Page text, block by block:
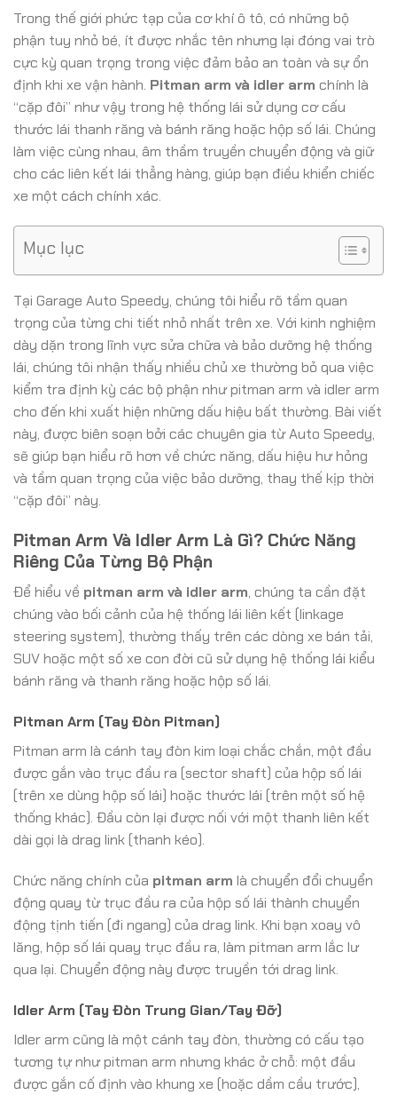
Trong thế giới phức tạp của cơ khí ô tô, có những bộ
phận tuy nhỏ bé, ít được nhắc tên nhưng lại đóng vai trò
cực kỳ quan trọng trong việc đảm bảo an toàn và sự ổn
định khi xe vận hành. Pitman arm và idler arm chính là
“cặp đôi” như vậy trong hệ thống lái sử dụng cơ cấu
thước lái thanh răng và bánh răng hoặc hộp số lái. Chúng
làm việc cùng nhau, âm thầm truyền chuyển động và giữ
cho các liên kết lái thẳng hàng, giúp bạn điều khiển chiếc
xe một cách chính xác.
Mục lục
Tại Garage Auto Speedy, chúng tôi hiểu rõ tầm quan
trọng của từng chi tiết nhỏ nhất trên xe. Với kinh nghiệm
dày dặn trong lĩnh vực sửa chữa và bảo dưỡng hệ thống
lái, chúng tôi nhận thấy nhiều chủ xe thường bỏ qua việc
kiểm tra định kỳ các bộ phận như pitman arm và idler arm
cho đến khi xuất hiện những dấu hiệu bất thường. Bài viết
này, được biên soạn bởi các chuyên gia từ Auto Speedy,
sẽ giúp bạn hiểu rõ hơn về chức năng, dấu hiệu hư hỏng
và tầm quan trọng của việc bảo dưỡng, thay thế kịp thời
“cặp đôi” này.
Pitman Arm Và Idler Arm Là Gì? Chức Năng
Riêng Của Từng Bộ Phận
Để hiểu về pitman arm và idler arm, chúng ta cần đặt
chúng vào bối cảnh của hệ thống lái liên kết (linkage
steering system), thường thấy trên các dòng xe bán tải,
SUV hoặc một số xe con đời cũ sử dụng hệ thống lái kiểu
bánh răng và thanh răng hoặc hộp số lái.
Pitman Arm (Tay Đòn Pitman)
Pitman arm là cánh tay đòn kim loại chắc chắn, một đầu
được gắn vào trục đầu ra (sector shaft) của hộp số lái
(trên xe dùng hộp số lái) hoặc thước lái (trên một số hệ
thống khác). Đầu còn lại được nối với một thanh liên kết
dài gọi là drag link (thanh kéo).
Chức năng chính của pitman arm là chuyển đổi chuyển
động quay từ trục đầu ra của hộp số lái thành chuyển
động tịnh tiến (đi ngang) của drag link. Khi bạn xoay vô
lăng, hộp số lái quay trục đầu ra, làm pitman arm lắc lư
qua lại. Chuyển động này được truyền tới drag link.
Idler Arm (Tay Đòn Trung Gian/Tay Đỡ)
Idler arm cũng là một cánh tay đòn, thường có cấu tạo
tương tự như pitman arm nhưng khác ở chỗ: một đầu
được gắn cố định vào khung xe (hoặc dầm cầu trước),